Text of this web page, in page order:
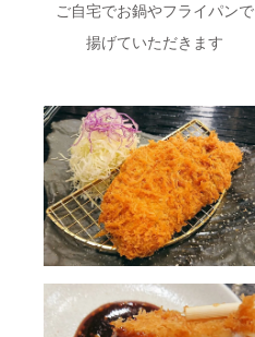
ご自宅でお鍋やフライパンで
揚げていただきます